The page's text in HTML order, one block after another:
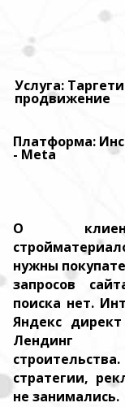
Услуга:
продвижение
Платформа:
- Meta
О
нужны
запросов
поиска нет.
Яндекс
Лендинг
стратегии,
не занимались.